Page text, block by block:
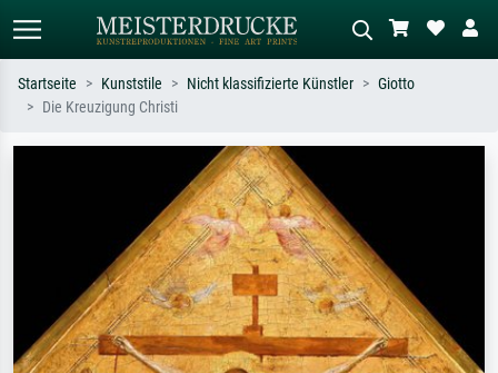
Suchen Sie nach Künstlern, Werktiteln
oder Stilen – z.B. Monet,
Sternennacht, Impressionismus, Welle
Hokusai, Akt.
Beschreiben Sie die Szene – z.B. Grüne
Wiese, Abstrakt mit viel Rot, Dunkles
Ölgemälde, Stehender Akt neben einem
Baum.
Startseite Kunststile Nicht klassifizierte Künstler
Giotto
Die Kreuzigung Christi